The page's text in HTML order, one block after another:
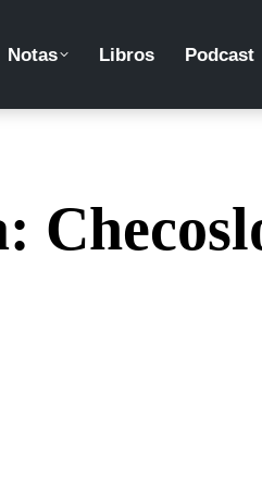
Notas Libros Podcast